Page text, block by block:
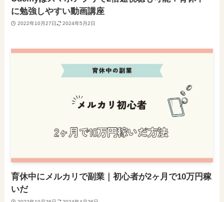
に勉強しやすい動画講座
2022年10月27日 2024年5月2日
育休中にメルカリで副業｜初心者が2ヶ月で10万円稼
いだ